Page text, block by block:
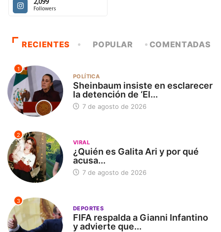
2,099
Followers
RECIENTES POPULAR COMENTADAS
1
POLÍTICA
Sheinbaum insiste en esclarecer
la detención de ‘El...
7 de agosto de 2026
2
VIRAL
¿Quién es Galita Ari y por qué
acusa...
7 de agosto de 2026
3
DEPORTES
FIFA respalda a Gianni Infantino
y advierte que...